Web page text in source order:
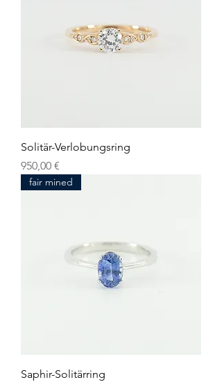
Solitär-Verlobungsring
Preis
950,00 €
fair mined
Saphir-Solitärring